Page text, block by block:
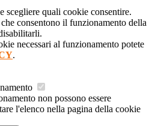
scegliere quali cookie consentire.
consentono il funzionamento della
necessari al funzionamento potete
.
non possono essere
l'elenco nella pagina della cookie